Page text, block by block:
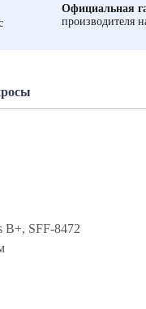
Официальная
производителя
B+, SFF-8472